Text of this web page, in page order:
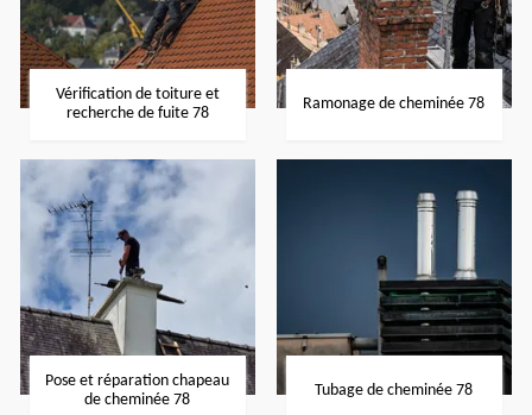
Vérification de toiture et
recherche de fuite 78
Ramonage de cheminée 78
Pose et réparation chapeau
de cheminée 78
Tubage de cheminée 78